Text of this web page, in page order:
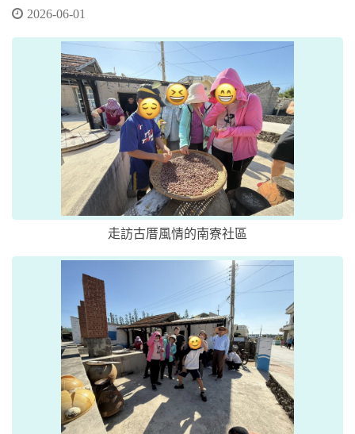
2026-06-01
走訪古厝風情的南寮社區